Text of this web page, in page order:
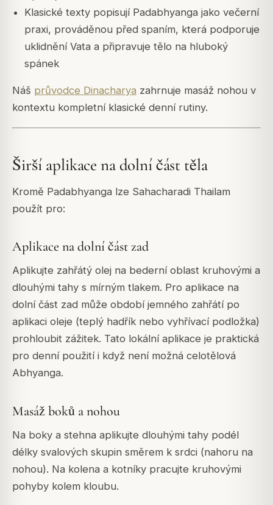
Klasické texty popisují Padabhyanga jako večerní
praxi, prováděnou před spaním, která podporuje
uklidnění Vata a připravuje tělo na hluboký
spánek
Náš průvodce Dinacharya zahrnuje masáž nohou v
kontextu kompletní klasické denní rutiny.
Širší aplikace na dolní část těla
Kromě Padabhyanga lze Sahacharadi Thailam
použít pro:
Aplikace na dolní část zad
Aplikujte zahřátý olej na bederní oblast kruhovými a
dlouhými tahy s mírným tlakem. Pro aplikace na
dolní část zad může období jemného zahřátí po
aplikaci oleje (teplý hadřík nebo vyhřívací podložka)
prohloubit zážitek. Tato lokální aplikace je praktická
pro denní použití i když není možná celotělová
Abhyanga.
Masáž boků a nohou
Na boky a stehna aplikujte dlouhými tahy podél
délky svalových skupin směrem k srdci (nahoru na
nohou). Na kolena a kotníky pracujte kruhovými
pohyby kolem kloubu.